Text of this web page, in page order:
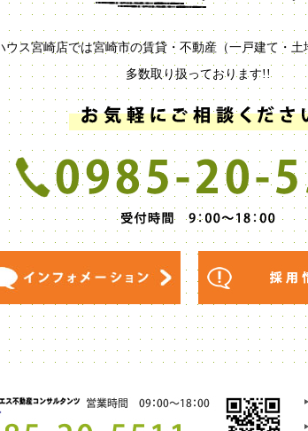
ウス宮崎店では宮崎市の賃貸・不動産（一戸建て・
多数取り扱っております!!